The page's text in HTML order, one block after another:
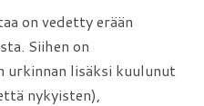
on vedetty erään
Siihen on
lisäksi kuulunut
nykyisten),